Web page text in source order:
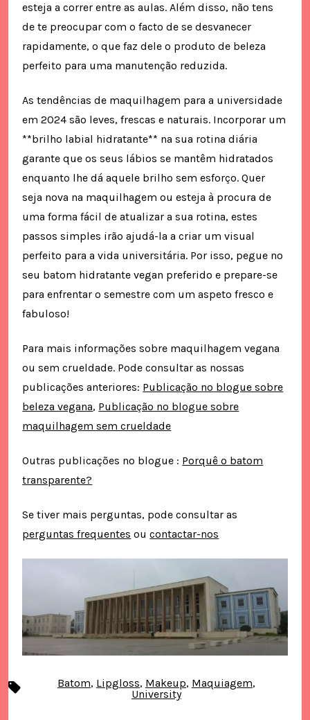
esteja a correr entre as aulas. Além disso, não tens
de te preocupar com o facto de se desvanecer
rapidamente, o que faz dele o produto de beleza
perfeito para uma manutenção reduzida.
As tendências de maquilhagem para a universidade
em 2024 são leves, frescas e naturais. Incorporar um
**brilho labial hidratante** na sua rotina diária
garante que os seus lábios se mantêm hidratados
enquanto lhe dá aquele brilho sem esforço. Quer
seja nova na maquilhagem ou esteja à procura de
uma forma fácil de atualizar a sua rotina, estes
passos simples irão ajudá-la a criar um visual
perfeito para a vida universitária. Por isso, pegue no
seu batom hidratante vegan preferido e prepare-se
para enfrentar o semestre com um aspeto fresco e
fabuloso!
Para mais informações sobre maquilhagem vegana
ou sem crueldade. Pode consultar as nossas
publicações anteriores: Publicação no blogue sobre
beleza vegana, Publicação no blogue sobre
maquilhagem sem crueldade
Outras publicações no blogue : Porquê o batom
transparente?
Se tiver mais perguntas, pode consultar as
perguntas frequentes oucontactar-nos
Tags Batom, Lipgloss, Makeup, Maquiagem,
University